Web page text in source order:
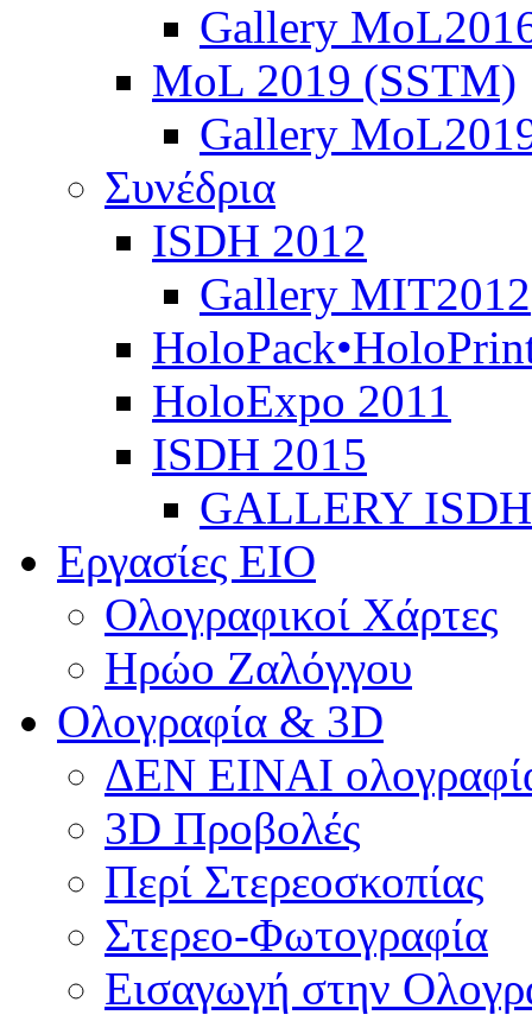
Gallery
MoL 2019 (SSTM)
Gallery
Συνέδρια
ISDH 2012
Gallery MIT2012
HoloExpo 2011
ISDH 2015
GALLERY
Εργασίες ΕΙΟ
Ολογραφικοί Χάρτες
Ηρώο Ζαλόγγου
Ολογραφία & 3D
ΔΕΝ ΕΙΝΑΙ
3D Προβολές
Περί Στερεοσκοπίας
Στερεο-Φωτογραφία
Εισαγωγή στην